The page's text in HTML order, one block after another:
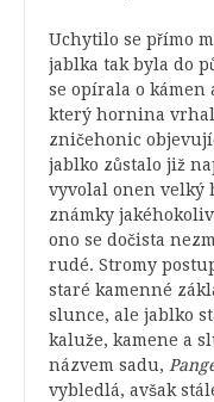
Uchytilo se přímo
jablka tak byla do
se opírala o
který hornina
zničehonic
jablko zůstalo již
vyvolal onen velký
známky
ono se dočista
rudé. Stromy
staré kamenné
slunce, ale jablko
kaluže, kamene a
názvem sadu,
vybledlá, avšak